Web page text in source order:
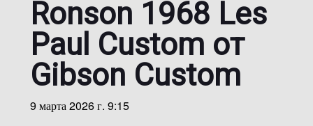
Ronson 1968 Les
Paul Custom от
Gibson Custom
9 марта 2026 г. 9:15